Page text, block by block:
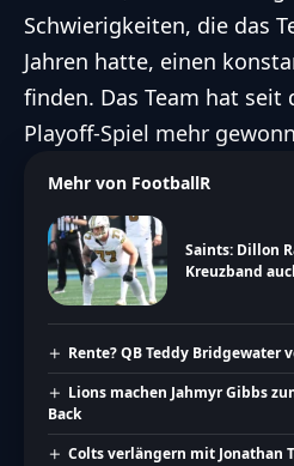
Schwierigkeiten, die das
Jahren hatte, einen
finden. Das Team hat seit
Playoff-Spiel mehr
Mehr von FootballR
Saints: Dillon
Kreuzband
Rente? QB Teddy Bridgewater
Lions machen Jahmyr Gibbs
Back
Colts verlängern mit Jonathan